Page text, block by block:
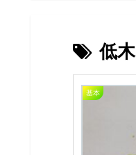
低木
基本